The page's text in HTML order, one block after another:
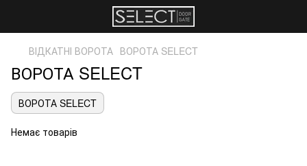
ВІДКАТНІ ВОРОТА ВОРОТА SELECT
ВОРОТА SELECT
ВОРОТА SELECT
Немає товарів